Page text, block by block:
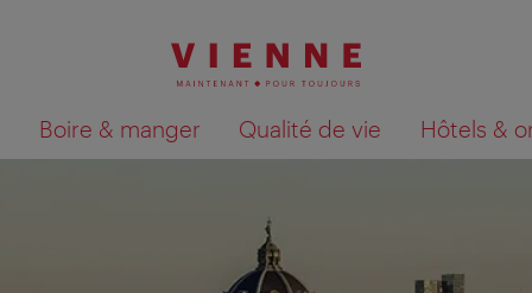
Boire & manger Qualité de vie Hôtels &